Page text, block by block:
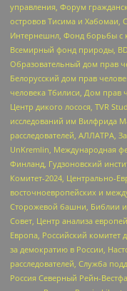
управления, Форум
островов Тисима и Хабомаи,
Интернешнл, Фонд борьбы с
Всемирный фонд природы,
Образовательный дом прав
Белорусский дом прав
человека Тбилиси, Дом прав
Центр дикого лосося, TVR
исследований им Вилфрида
расследователей, АЛЛАТРА,
UnKremlin, Международная
Финланд, Гудзоновский
Комитет-2024, Центрально-
восточноевропейских и
Сторожевой башни, Библии и
Совет, Центр анализа
Европа, Российский
за демократию в России,
расследователей, Служба
Россия Северный Рейн-